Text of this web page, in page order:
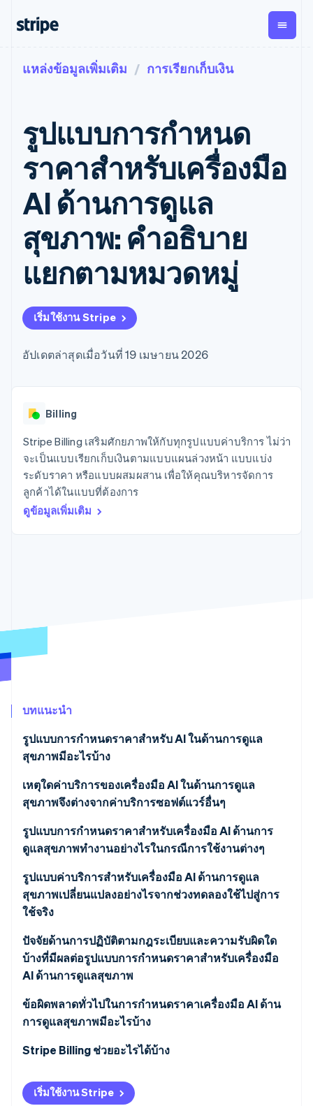
การชำระเงิน
การชำระเงิน
ออนไลน์
Payment links
การชำระเงิน
แบบไม่ต้อง
เขียนโค้ด
Checkout
UI การชำระ
Elements
องค์ประกอบ UI
ที่ยืดหยุ่น
วิธีการชำระ
มากกว่า 125
รายการ
Authorization
ยกระดับการ
รวดเร็วขึ้น
รายรับ
รายรับตาม
แบบแผนล่วง
หน้า
Metronome
การเรียกเก็บ
ใช้งาน
การชำระเงิน
ตามรอบบิล
การจัดการ
การชำระเงิน
ตามรอบบิล
Invoicing
ครั้งเดียวหรือ
ตามแบบแผน
ขายและ VAT
อัตโนมัติ
Revenue
Data
Pipeline
การซิงค์
ข้อมูล
การ
Global
Payouts
เบิกจ่าย
บุคคลที่
สาม
การชำ
เงินสำ
Atlas
Climate
Stripe Sessions 2026
AI อย่างไร
รับชมเลย
ตามขั้น
ตามกรณีใช้งาน
การค้าแบบใช้เอเจนต์
อีคอมเมิร์ซ
บริการทางการเงินที่ผสาน
รวมในตัว
การทำงานอัตโนมัติด้าน
ธุรกิจทั่วโลก
การชำระเงินในแอป
การจัดการเงิน
แพลตฟอร์ม
แวดวงครีเอเตอร์
เกม
การบริการ การเดินทาง
และสันทนาการ
ประกันภัย
สื่อและความบันเทิง
องค์กรไม่แสวงผลกำไร
ภาครัฐ
เอกสารประกอบ
ไลบรารีและ SDK
Stripe Apps
คู่มือ
รับการชำระเงินออนไลน์
ติดตั้งใช้งานการชำระเงิน
สำเร็จรูป
มาร์เก็ตเพลส
จัดการการชำระเงินตาม
เสนอการเรียกเก็บเงินตาม
การใช้งาน
รองรับอยู่
จัดเตรียมและจัดการ
การเชื่อมต่อการทำงาน
แอป
ตัวอย่างโค้ด
บล็อกของนักพัฒนา
สถานะ API
เรียนรู้
คู่มือ
การสนับสนุน
รับการสนับสนุน
แพ็กเกจการสนับสนุนที่ได้
รับการจัดการ
บริการเฉพาะทาง
บริษัท
แผนงานผลิตภัณฑ์
การประชุมประจำปีแบบ
เซสชัน
การติดต่อ
ติดต่อฝ่ายขาย
สมัครเป็นพาร์ทเนอร์
แหล่งข้อมูลเพิ่มเติม การเรียกเก็บเงิน
รูปแบบการกำหนด
ราคาสำหรับเครื่องมือ
AI ด้านการดูแล
สุขภาพ: คำอธิบาย
แยกตามหมวดหมู่
เริ่มใช้งาน Stripe
อัปเดตล่าสุดเมื่อวันที่ 19 เมษายน 2026
Billing
Stripe Billing เสริมศักยภาพให้กับทุกรูปแบบค่าบริการ ไม่ว่า
จะเป็นแบบเรียกเก็บเงินตามแบบแผนล่วงหน้า แบบแบ่ง
ระดับราคา หรือแบบผสมผสาน เพื่อให้คุณบริหารจัดการ
ลูกค้าได้ในแบบที่ต้องการ
ดูข้อมูลเพิ่มเติม
บทแนะนำ
รูปแบบการกำหนดราคาสำหรับ AI ในด้านการดูแล
สุขภาพมีอะไรบ้าง
เหตุใดค่าบริการของเครื่องมือ AI ในด้านการดูแล
สุขภาพจึงต่างจากค่าบริการซอฟต์แวร์อื่นๆ
รูปแบบการกำหนดราคาสำหรับเครื่องมือ AI ด้านการ
ดูแลสุขภาพทำงานอย่างไรในกรณีการใช้งานต่างๆ
การกำหนดราคาต่อผู้ให้บริการหรือต่อสิทธิ์
ราคาต่อสถานบริการหรือต่อจุด
ต่อสมาชิกต่อเดือน (PMPM)
ราคาต่อตอนหรือต่อเคส
ค่าบริการตามการใช้งาน
การกำหนดราคาตามผลลัพธ์หรือการแบ่งปันผล
ระดับการสมัครสมาชิกและปริมาณแบบผสมผสาน
รูปแบบค่าบริการสำหรับเครื่องมือ AI ด้านการดูแล
สุขภาพเปลี่ยนแปลงอย่างไรจากช่วงทดลองใช้ไปสู่การ
ใช้จริง
ปัจจัยด้านการปฏิบัติตามกฎระเบียบและความรับผิดใด
บ้างที่มีผลต่อรูปแบบการกำหนดราคาสำหรับเครื่องมือ
AI ด้านการดูแลสุขภาพ
ข้อผิดพลาดทั่วไปในการกำหนดราคาเครื่องมือ AI ด้าน
การดูแลสุขภาพมีอะไรบ้าง
Stripe Billing ช่วยอะไรได้บ้าง
เริ่มใช้งาน Stripe